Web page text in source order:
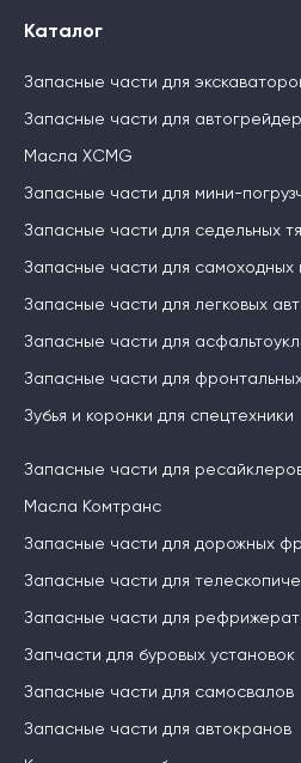
Каталог
Запасные части для
Запасные части для
Масла XCMG
Запасные части для мини-
Запасные части для седельных
Запасные части для самоходных
Запасные части для легковых
Запасные части для
Запасные части для
Зубья и коронки для спецтехники
Запасные части для
Масла Комтранс
Запасные части для дорожных
Запасные части для
Запасные части для
Запчасти для буровых установок
Запасные части для самосвалов
Запасные части для автокранов